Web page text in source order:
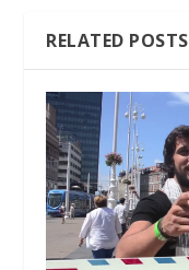
RELATED POSTS